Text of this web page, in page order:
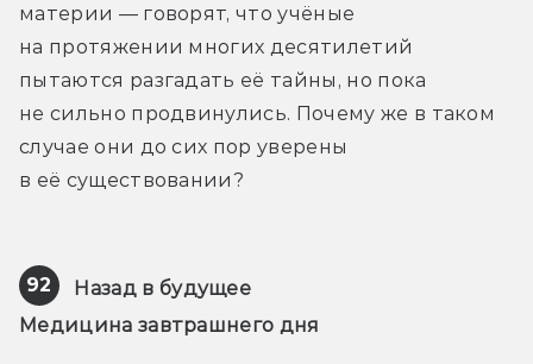
материи — говорят, что учёные
на протяжении многих десятилетий
пытаются разгадать её тайны, но пока
не сильно продвинулись. Почему же в таком
случае они до сих пор уверены
в её существовании?
92
Назад в будущее
Медицина завтрашнего дня